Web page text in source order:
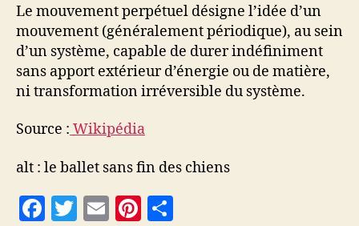
Le mouvement perpétuel désigne l’idée d’un
mouvement (généralement périodique), au sein
d’un système, capable de durer indéfiniment
sans apport extérieur d’énergie ou de matière,
ni transformation irréversible du système.
Source : Wikipédia
alt : le ballet sans fin des chiens
F
T
E
Pi